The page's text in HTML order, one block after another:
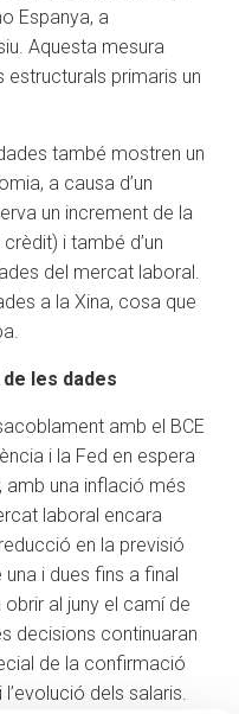
Espanya, a
Aquesta mesura
primaris un
també mostren un
a causa d’un
un increment de la
i també d’un
del mercat laboral.
a la Xina, cosa que
les dades
amb el BCE
i la Fed en espera
, amb una inflació més
laboral encara
en la previsió
i dues fins a final
obrir al juny el camí de
decisions continuaran
de la confirmació
dels salaris.